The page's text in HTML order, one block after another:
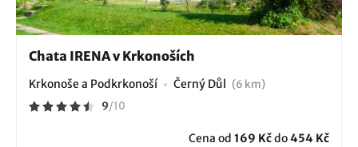
Chata IRENA v Krkonoších
Krkonoše a Podkrkonoší Černý Důl (6 km)
9/10
Cena od 169 Kčdo454 Kč